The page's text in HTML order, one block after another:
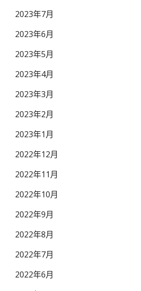
2023年7月
2023年6月
2023年5月
2023年4月
2023年3月
2023年2月
2023年1月
2022年12月
2022年11月
2022年10月
2022年9月
2022年8月
2022年7月
2022年6月